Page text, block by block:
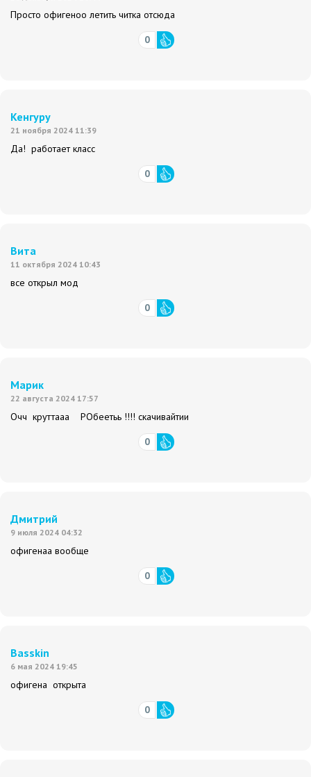
Просто офигеноо летить читка отсюда
0
Кенгуру
21 ноября 2024 11:39
Да! работает класс
0
Вита
11 октября 2024 10:43
все открыл мод
0
Марик
22 августа 2024 17:57
Очч круттааа РОбеетьь !!!! скачивайтии
0
Дмитрий
9 июля 2024 04:32
офигенаа вообще
0
Basskin
6 мая 2024 19:45
офигена открыта
0